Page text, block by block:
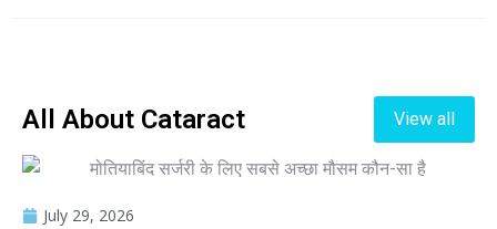
All About Cataract View all
July 29, 2026